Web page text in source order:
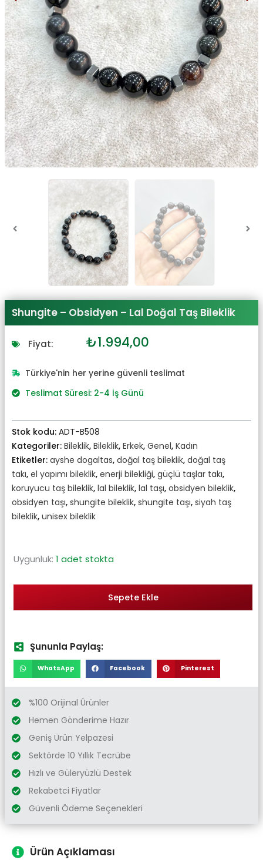
Shungite – Obsidyen – Lal Doğal Taş Bileklik
Fiyat: Orijinal
₺2.193,00.
₺1.994,00
fiyat:
Türkiye'nin her yerine güvenli teslimat
Teslimat Süresi: 2-4 İş Günü
Stok kodu: ADT-B508
Kategoriler: Bileklik, Bileklik, Erkek, Genel, Kadın
Etiketler: ayshe dogaltas, doğal taş bileklik, doğal taş
takı, el yapımı bileklik, enerji bilekliği, güçlü taşlar takı,
koruyucu taş bileklik, lal bileklik, lal taşı, obsidyen bileklik,
obsidyen taşı, shungite bileklik, shungite taşı, siyah taş
bileklik, unisex bileklik
Uygunluk: 1 adet stokta
Sepete Ekle
Şununla Paylaş:
WhatsApp Facebook Pinterest
%100 Orijinal Ürünler
Hemen Gönderime Hazır
Geniş Ürün Yelpazesi
Sektörde 10 Yıllık Tecrübe
Hızlı ve Güleryüzlü Destek
Rekabetci Fiyatlar
Güvenli Ödeme Seçenekleri
Ürün Açıklaması